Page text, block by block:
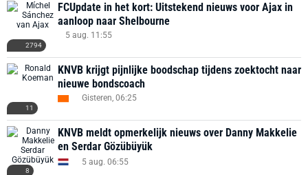
2794
FCUpdate in het kort: Uitstekend nieuws voor Ajax in
aanloop naar Shelbourne
5 aug. 11:55
11
KNVB krijgt pijnlijke boodschap tijdens zoektocht naar
nieuwe bondscoach
Gisteren, 06:25
8
KNVB meldt opmerkelijk nieuws over Danny Makkelie
en Serdar Gözübüyük
5 aug. 06:55